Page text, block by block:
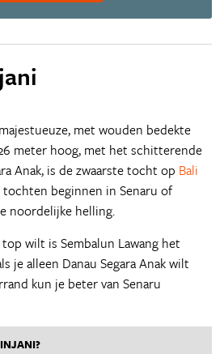
met wouden bedekte
meter hoog, met het schitterende
Anak, is de zwaarste tocht op Bali
tochten beginnen in Senaru of
noordelijke helling.
wilt is Sembalun Lawang het
je alleen Danau Segara Anak wilt
kun je beter van Senaru